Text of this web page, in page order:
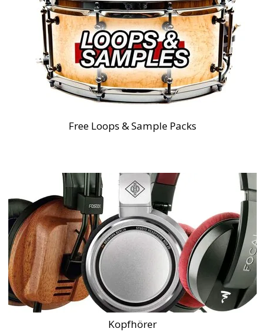
Free Loops & Sample Packs
Kopfhörer